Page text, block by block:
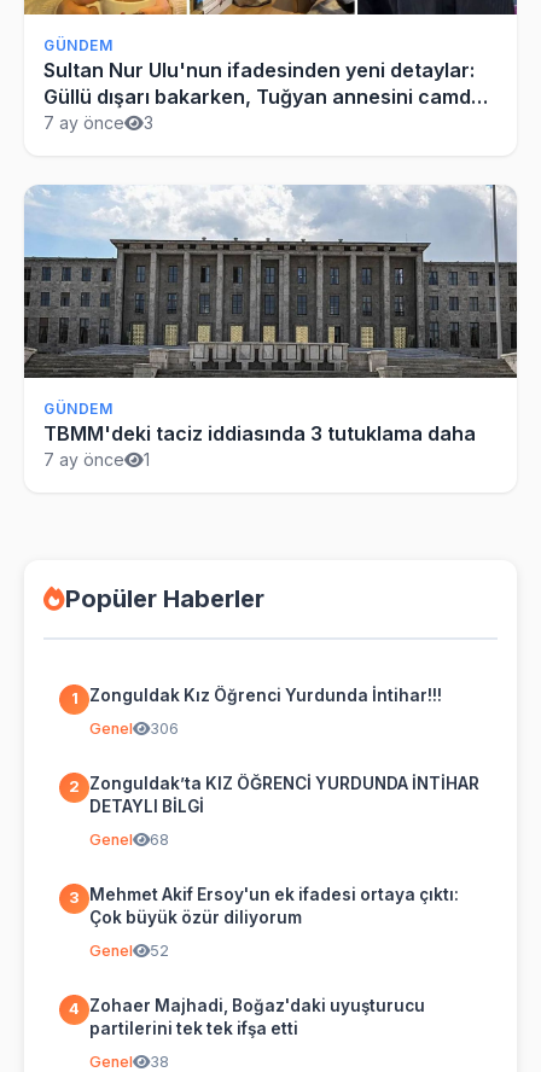
GÜNDEM
Sultan Nur Ulu'nun ifadesinden yeni detaylar:
Güllü dışarı bakarken, Tuğyan annesini camdan
aşağı attı
7 ay önce 3
GÜNDEM
TBMM'deki taciz iddiasında 3 tutuklama daha
7 ay önce 1
Popüler Haberler
1 Zonguldak Kız Öğrenci Yurdunda İntihar!!!
Genel 306
2
Zonguldak’ta KIZ ÖĞRENCİ YURDUNDA İNTİHAR
DETAYLI BİLGİ
Genel 68
3
Mehmet Akif Ersoy'un ek ifadesi ortaya çıktı:
Çok büyük özür diliyorum
Genel 52
4
Zohaer Majhadi, Boğaz'daki uyuşturucu
partilerini tek tek ifşa etti
Genel 38